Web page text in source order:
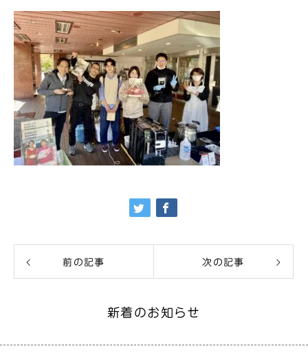
前の記事 次の記事
新着のお知らせ